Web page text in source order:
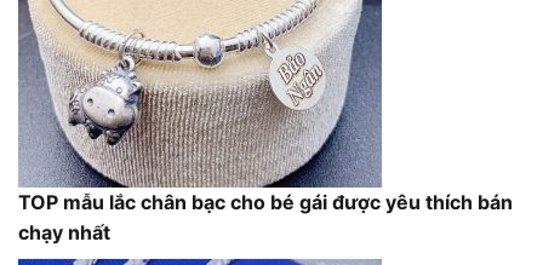
TOP mẫu lắc chân bạc cho bé gái được yêu thích bán
chạy nhất